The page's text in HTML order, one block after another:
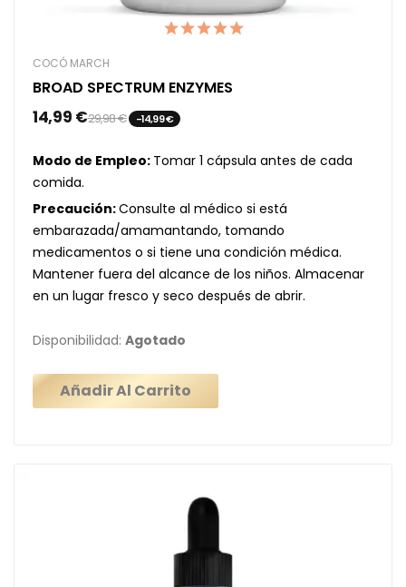
COCÓ MARCH
BROAD SPECTRUM ENZYMES
14,99 €29,98 € -14,99 €
Modo de Empleo: Tomar 1 cápsula antes de cada
comida.
Precaución:Consulte al médico si está
embarazada/amamantando, tomando
medicamentos o si tiene una condición médica.
Mantener fuera del alcance de los niños. Almacenar
en un lugar fresco y seco después de abrir.
Disponibilidad: Agotado
Añadir Al Carrito